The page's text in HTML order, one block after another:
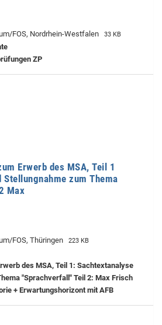
FOS, Nordrhein-Westfalen 33 KB
ZP
Erwerb des MSA, Teil 1
zum Thema
Max
FOS, Thüringen 223 KB
des MSA, Teil 1: Sachtextanalyse
"Sprachverfall" Teil 2: Max Frisch
+ Erwartungshorizont mit AFB